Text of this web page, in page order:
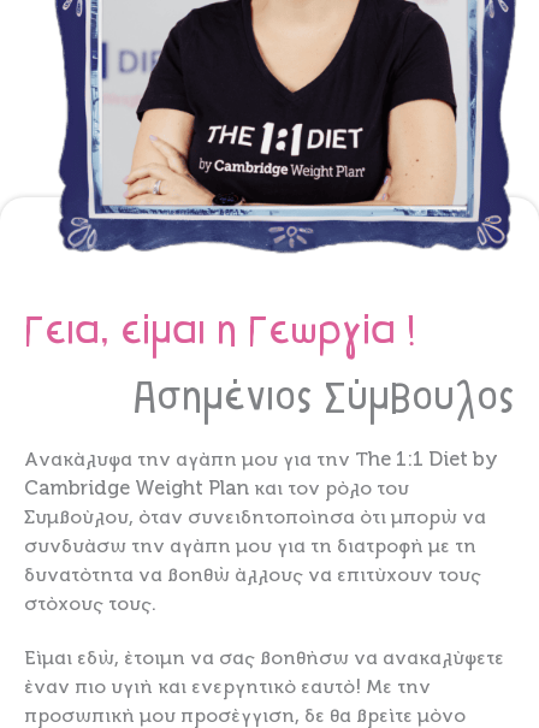
Γεια, είμαι η Γεωργία !
Ασημένιος Σύμβουλος
Ανακάλυψα την αγάπη μου για την Τhe 1:1 Diet by
Cambridge Weight Plan και τον ρόλο του
Συμβούλου, όταν συνειδητοποίησα ότι μπορώ να
συνδυάσω την αγάπη μου για τη διατροφή με τη
δυνατότητα να βοηθώ άλλους να επιτύχουν τους
στόχους τους.
Είμαι εδώ, έτοιμη να σας βοηθήσω να ανακαλύψετε
έναν πιο υγιή και ενεργητικό εαυτό! Με την
προσωπική μου προσέγγιση, δε θα βρείτε μόνο